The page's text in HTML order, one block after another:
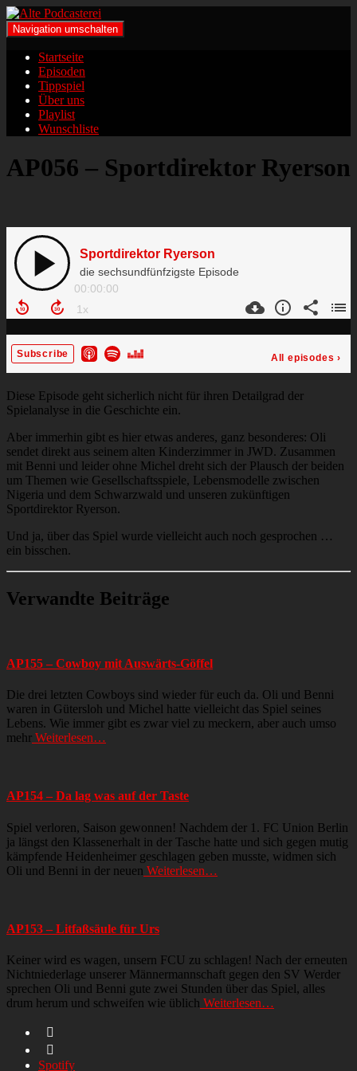
Navigation umschalten
Startseite
Episoden
Tippspiel
Über uns
Playlist
Wunschliste
AP056 – Sportdirektor Ryerson
Diese Episode geht sicherlich nicht für ihren Detailgrad der
Spielanalyse in die Geschichte ein.
Aber immerhin gibt es hier etwas anderes, ganz besonderes: Oli
sendet direkt aus seinem alten Kinderzimmer in JWD. Zusammen
mit Benni und leider ohne Michel dreht sich der Plausch der beiden
um Themen wie Gesellschaftsspiele, Lebensmodelle zwischen
Nigeria und dem Schwarzwald und unseren zukünftigen
Sportdirektor Ryerson.
Und ja, über das Spiel wurde vielleicht auch noch gesprochen …
ein bisschen.
Verwandte Beiträge
AP155 – Cowboy mit Auswärts-Göffel
Die drei letzten Cowboys sind wieder für euch da. Oli und Benni
waren in Gütersloh und Michel hatte vielleicht das Spiel seines
Lebens. Wie immer gibt es zwar viel zu meckern, aber auch umso
mehr Weiterlesen…
AP154 – Da lag was auf der Taste
Spiel verloren, Saison gewonnen! Nachdem der 1. FC Union Berlin
ja längst den Klassenerhalt in der Tasche hatte und sich gegen mutig
kämpfende Heidenheimer geschlagen geben musste, widmen sich
Oli und Benni in der neuen Weiterlesen…
AP153 – Litfaßsäule für Urs
Keiner wird es wagen, unsern FCU zu schlagen! Nach der erneuten
Nichtniederlage unserer Männermannschaft gegen den SV Werder
sprechen Oli und Benni gute zwei Stunden über das Spiel, alles
drum herum und schweifen wie üblich Weiterlesen…
Spotify